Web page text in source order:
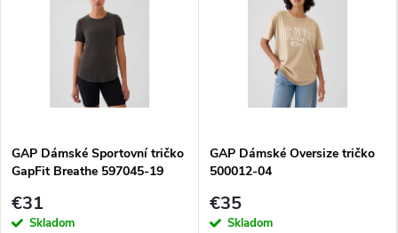
GAP Dámské Sportovní tričko
GapFit Breathe 597045-19
€31
Skladom
GAP Dámské Oversize tričko
500012-04
€35
Skladom